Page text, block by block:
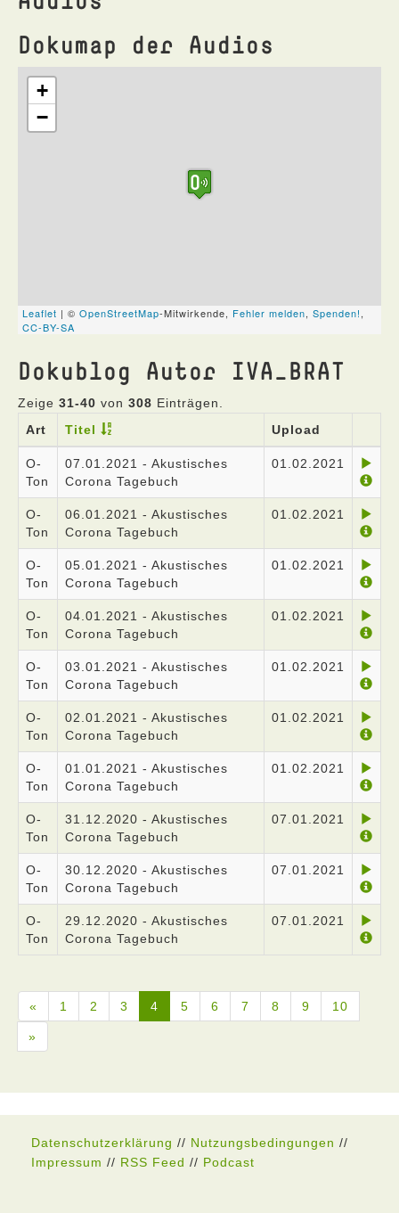
Dokumap der Audios
Dokublog Autor IVA_BRAT
Zeige 31-40 von 308 Einträgen.
Art
Titel Upload
O-
Ton
07.01.2021 - Akustisches
Corona Tagebuch
01.02.2021
O-
Ton
06.01.2021 - Akustisches
Corona Tagebuch
01.02.2021
O-
Ton
05.01.2021 - Akustisches
Corona Tagebuch
01.02.2021
O-
Ton
04.01.2021 - Akustisches
Corona Tagebuch
01.02.2021
O-
Ton
03.01.2021 - Akustisches
Corona Tagebuch
01.02.2021
O-
Ton
02.01.2021 - Akustisches
Corona Tagebuch
01.02.2021
O-
Ton
01.01.2021 - Akustisches
Corona Tagebuch
01.02.2021
O-
Ton
31.12.2020 - Akustisches
Corona Tagebuch
07.01.2021
O-
Ton
30.12.2020 - Akustisches
Corona Tagebuch
07.01.2021
O-
Ton
29.12.2020 - Akustisches
Corona Tagebuch
07.01.2021
« 1 2 3 4 5 6 7 8 9 10
»
Datenschutzerklärung // Nutzungsbedingungen //
Impressum // RSS Feed // Podcast